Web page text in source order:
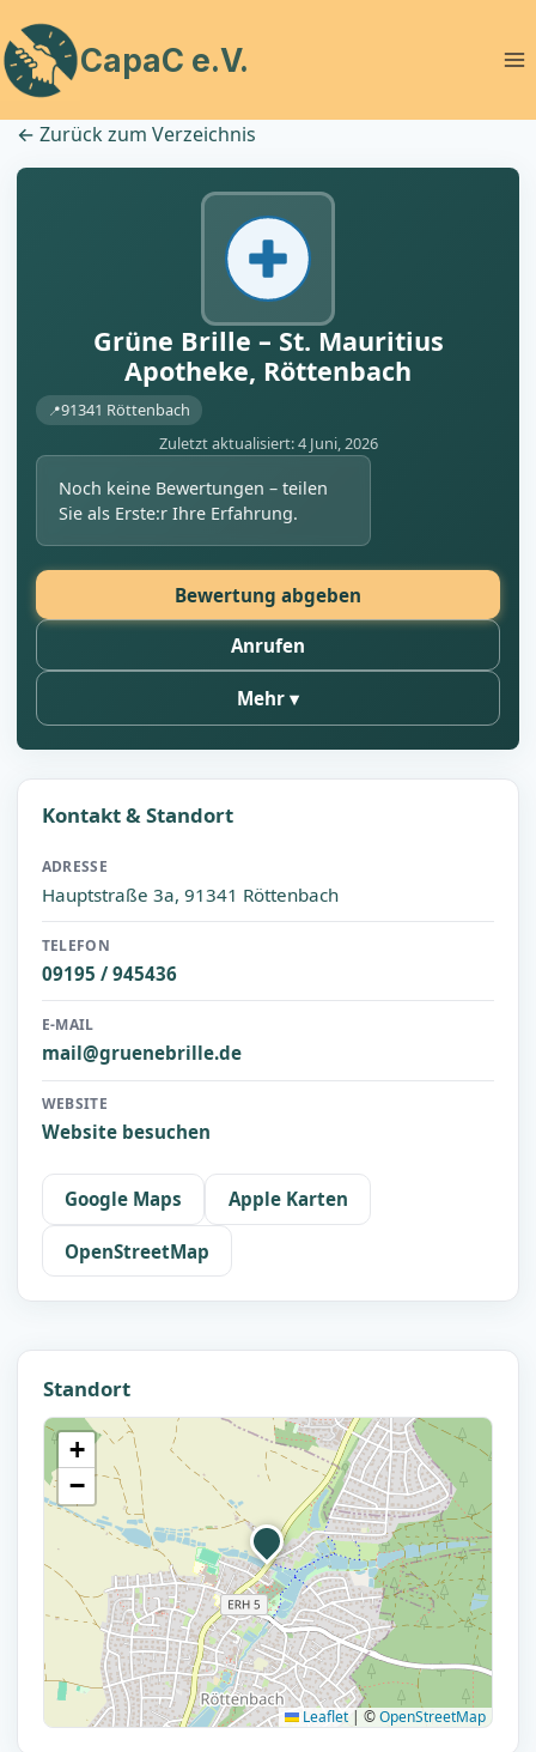
Inhalt
springen
CapaC e.V.
← Zurück zum Verzeichnis
Grüne Brille – St. Mauritius
Apotheke, Röttenbach
91341 Röttenbach
Zuletzt aktualisiert: 4 Juni, 2026
Noch keine Bewertungen – teilen
Sie als Erste:r Ihre Erfahrung.
Bewertung abgeben
Anrufen
Mehr
Kontakt & Standort
ADRESSE
Hauptstraße 3a, 91341 Röttenbach
TELEFON
09195 / 945436‬
E-MAIL
mail@gruenebrille.de
WEBSITE
Website besuchen
Google Maps Apple Karten
OpenStreetMap
Standort
+
−
Leaflet | ©OpenStreetMap